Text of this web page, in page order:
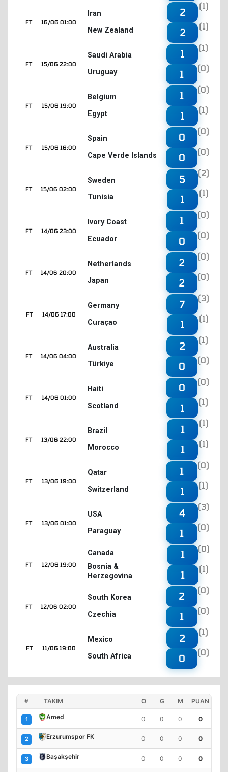
16/06 01:00
FT
Iran
New Zealand
2
(1)
2
(1)
15/06 22:00
FT
Saudi Arabia
Uruguay
1
(1)
1
(0)
15/06 19:00
FT
Belgium
Egypt
1
(0)
1
(1)
15/06 16:00
FT
Spain
Cape Verde Islands
0
(0)
0
(0)
15/06 02:00
FT
Sweden
Tunisia
5
(2)
1
(1)
14/06 23:00
FT
Ivory Coast
Ecuador
1
(0)
0
(0)
14/06 20:00
FT
Netherlands
Japan
2
(0)
2
(0)
14/06 17:00
FT
Germany
Curaçao
7
(3)
1
(1)
14/06 04:00
FT
Australia
Türkiye
2
(1)
0
(0)
14/06 01:00
FT
Haiti
Scotland
0
(0)
1
(1)
13/06 22:00
FT
Brazil
Morocco
1
(1)
1
(1)
13/06 19:00
FT
Qatar
Switzerland
1
(0)
1
(1)
13/06 01:00
FT
USA
Paraguay
4
(3)
1
(0)
12/06 19:00
FT
Canada
Bosnia &
Herzegovina
1
(0)
1
(1)
12/06 02:00
FT
South Korea
Czechia
2
(0)
1
(0)
11/06 19:00
FT
Mexico
South Africa
2
(1)
0
(0)
# TAKIM O G M PUAN
1 Amed 0 0 0 0
2 Erzurumspor FK 0 0 0 0
3 Başakşehir 0 0 0 0